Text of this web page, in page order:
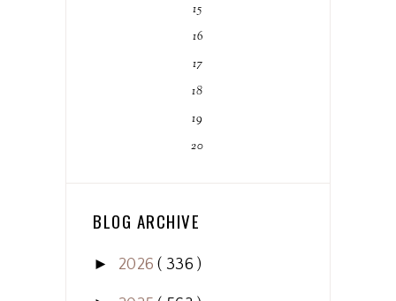
15
16
17
18
19
20
BLOG ARCHIVE
► 2026( 336 )